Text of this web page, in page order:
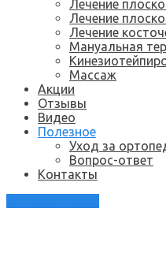
Лечение
Лечение
Лечение
Мануальная
Массаж
Акции
Отзывы
Видео
Полезное
Уход за
Вопрос-ответ
Контакты